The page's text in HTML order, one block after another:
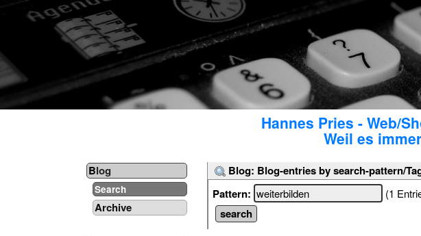
Hannes Pries - Web/
Weil es
Blog
Search
Archive
Blog: Blog-entries by search-pattern/
Pattern:
(1